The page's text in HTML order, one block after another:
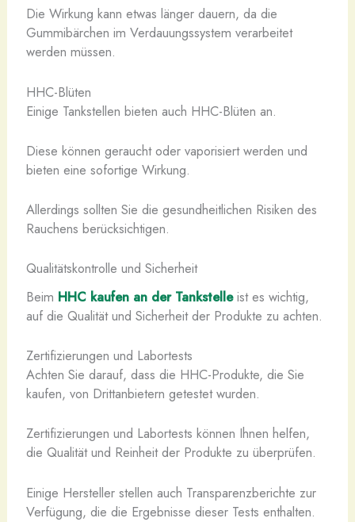
Die Wirkung kann etwas länger dauern, da die
Gummibärchen im Verdauungssystem verarbeitet
werden müssen.
HHC-Blüten
Einige Tankstellen bieten auch HHC-Blüten an.
Diese können geraucht oder vaporisiert werden und
bieten eine sofortige Wirkung.
Allerdings sollten Sie die gesundheitlichen Risiken des
Rauchens berücksichtigen.
Qualitätskontrolle und Sicherheit
Beim HHC kaufen an der Tankstelleist es wichtig,
auf die Qualität und Sicherheit der Produkte zu achten.
Zertifizierungen und Labortests
Achten Sie darauf, dass die HHC-Produkte, die Sie
kaufen, von Drittanbietern getestet wurden.
Zertifizierungen und Labortests können Ihnen helfen,
die Qualität und Reinheit der Produkte zu überprüfen.
Einige Hersteller stellen auch Transparenzberichte zur
Verfügung, die die Ergebnisse dieser Tests enthalten.